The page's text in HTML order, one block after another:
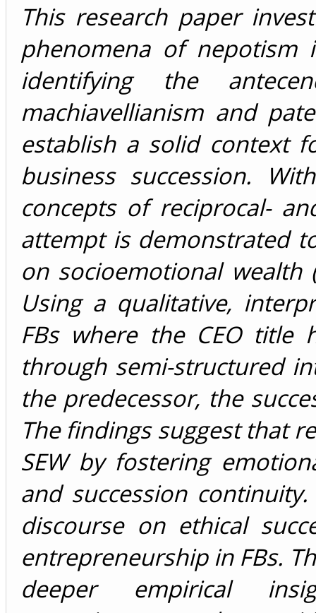
This research paper
phenomena of nepotism
identifying the
machiavellianism and
establish a solid context
business succession.
concepts of reciprocal-
attempt is demonstrated
on socioemotional wealth
Using a qualitative,
FBs where the CEO title
through semi-structured
the predecessor, the
The findings suggest that
SEW by fostering
and succession
discourse on ethical
entrepreneurship in FBs.
deeper empirical